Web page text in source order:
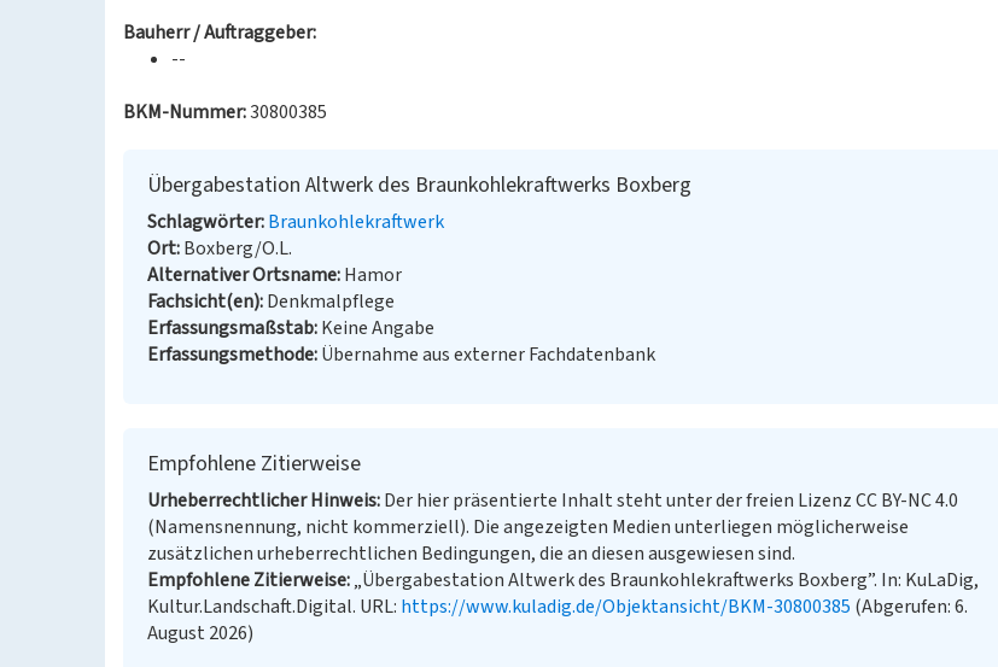
Bauherr / Auftraggeber:
--
BKM-Nummer:30800385
Übergabestation Altwerk des Braunkohlekraftwerks Boxberg
Schlagwörter Braunkohlekraftwerk
Ort Boxberg/O.L.
Alternativer Ortsname Hamor
Fachsicht(en) Denkmalpflege
Erfassungsmaßstab Keine Angabe
Erfassungsmethode Übernahme aus externer Fachdatenbank
Empfohlene Zitierweise
Urheberrechtlicher Hinweis Der hier präsentierte Inhalt steht unter der freien Lizenz CC BY-NC 4.0
(Namensnennung, nicht kommerziell). Die angezeigten Medien unterliegen möglicherweise
zusätzlichen urheberrechtlichen Bedingungen, die an diesen ausgewiesen sind.
Empfohlene Zitierweise „Übergabestation Altwerk des Braunkohlekraftwerks Boxberg”. In: KuLaDig,
Kultur.Landschaft.Digital. URL: https://www.kuladig.de/Objektansicht/BKM-30800385 (Abgerufen: 6.
August 2026)